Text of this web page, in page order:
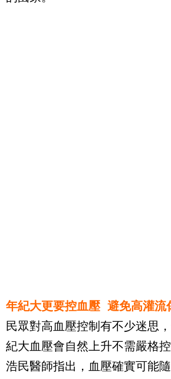
年紀大更要控血壓 避免高灌流
民眾對高血壓控制有不少迷思
紀大血壓會自然上升不需嚴格
浩民醫師指出，血壓確實可能